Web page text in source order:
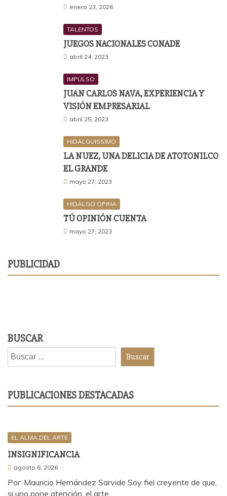
enero 23, 2026
TALENTOS
JUEGOS NACIONALES CONADE
abril 24, 2023
IMPULSO
JUAN CARLOS NAVA, EXPERIENCIA Y
VISIÓN EMPRESARIAL
abril 25, 2023
HIDALGUISSIMO
LA NUEZ, UNA DELICIA DE ATOTONILCO
EL GRANDE
mayo 27, 2023
HIDALGO OPINA
TÚ OPINIÓN CUENTA
mayo 27, 2023
PUBLICIDAD
BUSCAR
Buscar
PUBLICACIONES DESTACADAS
EL ALMA DEL ARTE
INSIGNIFICANCIA
agosto 6, 2026
Por: Mauricio Hernández Sarvide Soy fiel creyente de que,
si uno pone atención, el arte…